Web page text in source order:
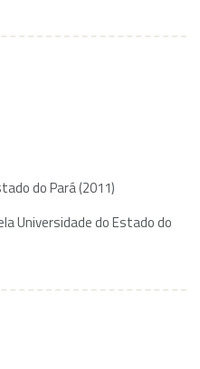
do Pará (2011)
Universidade do Estado do